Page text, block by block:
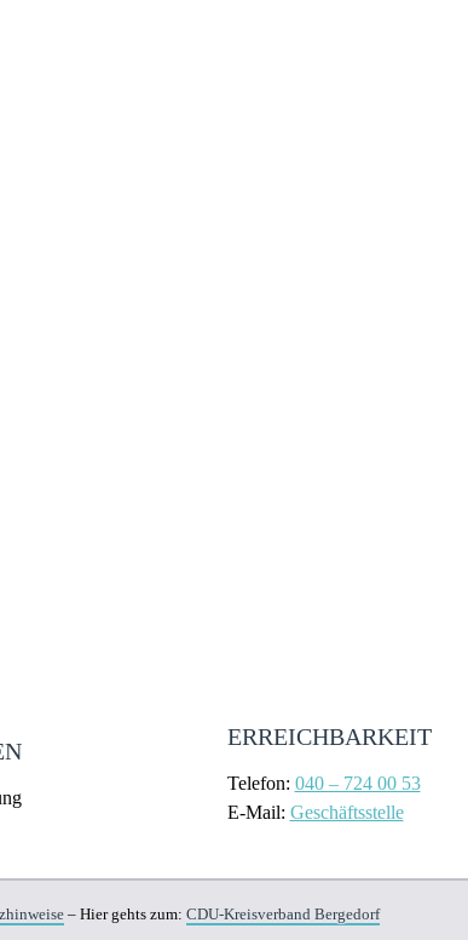
ERREICHBARKEIT
Telefon: 040 – 724 00 53
E-Mail: Geschäftsstelle
– Hier gehts zum: CDU-Kreisverband Bergedorf